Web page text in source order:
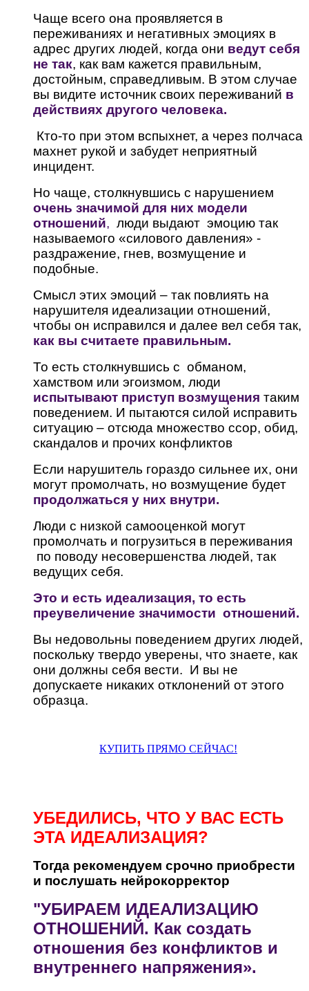
Чаще всего она проявляется в
переживаниях и негативных эмоциях в
адрес других людей, когда они ведут себя
не так, как вам кажется правильным,
достойным, справедливым. В этом случае
вы видите источник своих переживаний в
действиях другого человека.
Кто-то при этом вспыхнет, а через полчаса
махнет рукой и забудет неприятный
инцидент.
Но чаще, столкнувшись с нарушением
очень значимой для них модели
отношений, люди выдают эмоцию так
называемого «силового давления» -
раздражение, гнев, возмущение и
подобные.
Смысл этих эмоций – так повлиять на
нарушителя идеализации отношений,
чтобы он исправился и далее вел себя так,
как вы считаете правильным.
То есть столкнувшись с обманом,
хамством или эгоизмом, люди
испытывают приступ возмущения таким
поведением. И пытаются силой исправить
ситуацию – отсюда множество ссор, обид,
скандалов и прочих конфликтов
Если нарушитель гораздо сильнее их, они
могут промолчать, но возмущение будет
продолжаться у них внутри.
Люди с низкой самооценкой могут
промолчать и погрузиться в переживания
по поводу несовершенства людей, так
ведущих себя.
Это и есть идеализация, то есть
преувеличение значимости отношений.
Вы недовольны поведением других людей,
поскольку твердо уверены, что знаете, как
они должны себя вести. И вы не
допускаете никаких отклонений от этого
образца.
КУПИТЬ ПРЯМО СЕЙЧАС!
УБЕДИЛИСЬ, ЧТО У ВАС ЕСТЬ
ЭТА ИДЕАЛИЗАЦИЯ?
Тогда рекомендуем срочно приобрести
и послушать нейрокорректор
"УБИРАЕМ ИДЕАЛИЗАЦИЮ
ОТНОШЕНИЙ. Как создать
отношения без конфликтов и
внутреннего напряжения».